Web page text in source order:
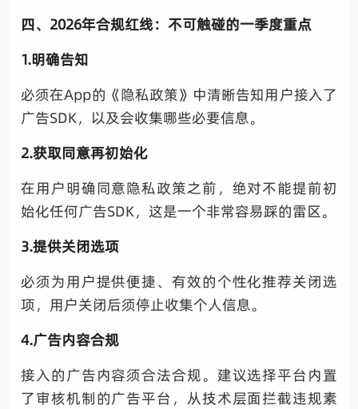
四、2026年合规红线：不可触碰的一季度重点
1.明确告知
必须在App的《隐私政策》中清晰告知用户接入了
广告SDK，以及会收集哪些必要信息。
2.获取同意再初始化
在用户明确同意隐私政策之前，绝对不能提前初
始化任何广告SDK，这是一个非常容易踩的雷区。
3.提供关闭选项
必须为用户提供便捷、有效的个性化推荐关闭选
项，用户关闭后须停止收集个人信息。
4.广告内容合规
接入的广告内容须合法合规。建议选择平台内置
了审核机制的广告平台，从技术层面拦截违规素